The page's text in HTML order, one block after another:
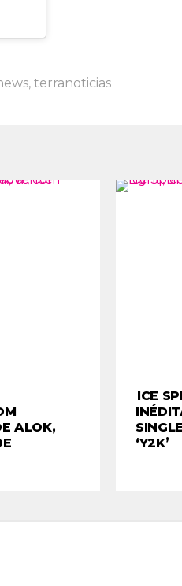
, terranoticias
ALOK,
ICE
‘Y2K’